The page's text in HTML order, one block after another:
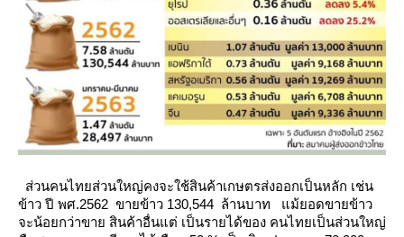
ส่วนคนไทยส่วนใหญ่คงจะใช้สินค้าเกษตรส่งออกเป็นหลัก เช่น
ข้าว ปี พศ.2562 ขายข้าว 130,544 ล้านบาท
ม้ยอดขายข้าว
จะน้อยกว่าขาย สินค้าอื่นแต่ เป็นรายได้ของ คนไทยเป็นส่วนใหญ่